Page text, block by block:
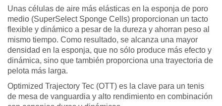
Unas células de aire más elásticas en la esponja de poro
medio (SuperSelect Sponge Cells) proporcionan un tacto
flexible y dinámico a pesar de la dureza y ahorran peso al
mismo tiempo. Como resultado, se alcanza una mayor
densidad en la esponja, que no sólo produce más efecto y
dinámica, sino que también proporciona una trayectoria de
pelota más larga.
Optimized Trajectory Tec (OTT) es la clave para un tenis
de mesa de vanguardia y alto rendimiento en combinación